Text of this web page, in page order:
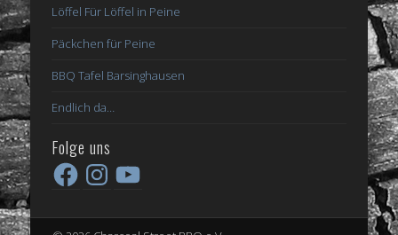
Löffel Für Löffel in Peine
Päckchen für Peine
BBQ Tafel Barsinghausen
Endlich da…
Folge uns
FacebookInstagramYouTube